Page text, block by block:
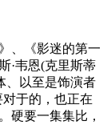
、《影迷的第一
·韦恩(克里斯蒂
、以至是饰演者
对于的，也正在
硬要一集集比，